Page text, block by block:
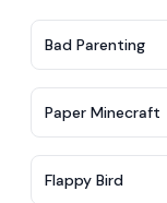
Bad Parenting
Paper Minecraft
Flappy Bird